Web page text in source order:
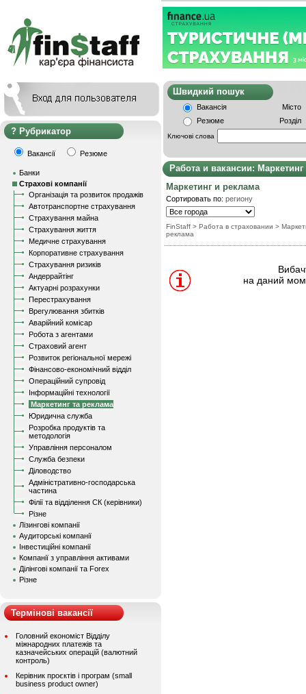
Рубрикатор
Вакансії Резюме
Банки
Страхові компанії
Організація та розвиток продажів
Автотранспортне страхування
Страхування майна
Страхування життя
Медичне страхування
Корпоративне страхування
Страхування ризиків
Андеррайтінг
Актуарні розрахунки
Перестрахування
Врегулювання збитків
Аварійний комісар
Робота з агентами
Страховий агент
Розвиток регіональної мережі
Фінансово-економічний відділ
Операційний супровід
Інформаційні технології
Маркетинг та реклама
Юридична служба
Розробка продуктів та
методологія
Управління персоналом
Служба безпеки
Діловодство
Адміністративно-господарська
частина
Філії та відділення СК (керівники)
Різне
Лізингові компанії
Аудиторські компанії
Інвестиційні компанії
Компанії з управління активами
Ділінгові компанії та Forex
Різне
Термінові вакансії
Головний економіст Відділу
міжнародних платежів та
казначейських операцій (валютний
контроль)
Керівник проєктів і програм (small
business product owner)
Швидкий
Вакансія
Місто
Резюме
Розділ
Ключові слова
Работа и вакансии:
Маркетинг и реклама
Сортировать по: региону
FinStaff > Работа в страховании >
реклама
на даний